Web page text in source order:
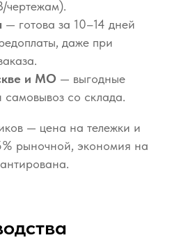
чертежам).
— готова за 10–14 дней
даже при
и МО — выгодные
со склада.
— цена на тележки и
рыночной, экономия на